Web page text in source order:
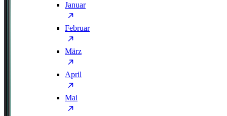
Januar
Februar
März
April
Mai